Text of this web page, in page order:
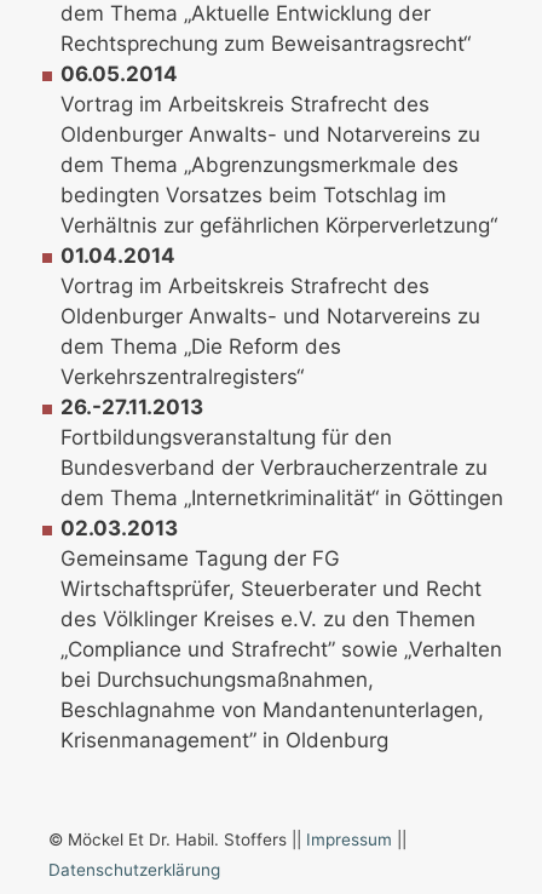
dem Thema „Aktuelle Entwicklung der
Rechtsprechung zum Beweisantragsrecht“
06.05.2014
Vortrag im Arbeitskreis Strafrecht des
Oldenburger Anwalts- und Notarvereins zu
dem Thema „Abgrenzungsmerkmale des
bedingten Vorsatzes beim Totschlag im
Verhältnis zur gefährlichen Körperverletzung“
01.04.2014
Vortrag im Arbeitskreis Strafrecht des
Oldenburger Anwalts- und Notarvereins zu
dem Thema „Die Reform des
Verkehrszentralregisters“
26.-27.11.2013
Fortbildungsveranstaltung für den
Bundesverband der Verbraucherzentrale zu
dem Thema „Internetkriminalität“ in Göttingen
02.03.2013
Gemeinsame Tagung der FG
Wirtschaftsprüfer, Steuerberater und Recht
des Völklinger Kreises e.V. zu den Themen
„Compliance und Strafrecht” sowie „Verhalten
bei Durchsuchungsmaßnahmen,
Beschlagnahme von Mandantenunterlagen,
Krisenmanagement” in Oldenburg
© Möckel Et Dr. Habil. Stoffers || Impressum
Datenschutzerklärung